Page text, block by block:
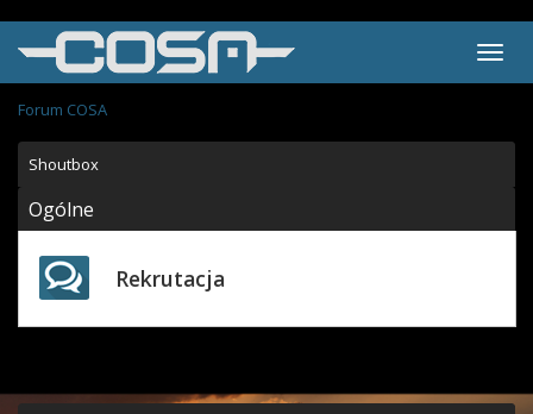
Forum COSA
Shoutbox
Ogólne
Rekrutacja